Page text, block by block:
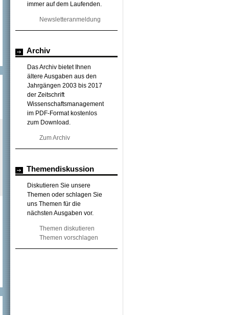
immer auf dem Laufenden.
Newsletteranmeldung
Archiv
Das Archiv bietet Ihnen
ältere Ausgaben aus den
Jahrgängen 2003 bis 2017
der Zeitschrift
Wissenschaftsmanagement
im PDF-Format kostenlos
zum Download.
Zum Archiv
Themendiskussion
Diskutieren Sie unsere
Themen oder schlagen Sie
uns Themen für die
nächsten Ausgaben vor.
Themen diskutieren
Themen vorschlagen